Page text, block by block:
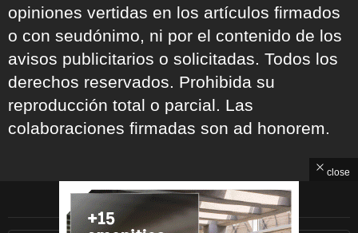
opiniones vertidas en los artículos firmados
o con seudónimo, ni por el contenido de los
avisos publicitarios o solicitadas. Todos los
derechos reservados. Prohibida su
reproducción total o parcial. Las
colaboraciones firmadas son ad honorem.
ARCHIVOS
close